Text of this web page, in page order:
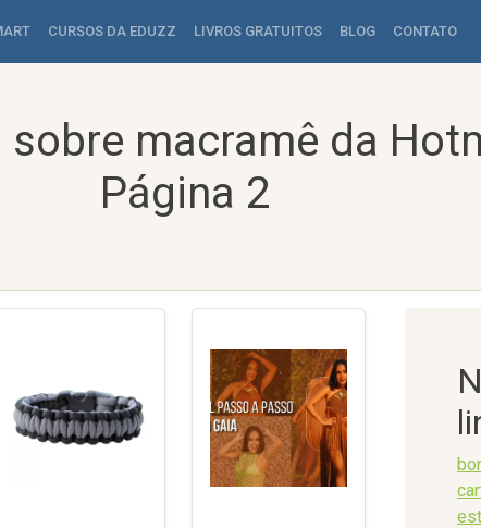
CURSOS DA EDUZZ LIVROS GRATUITOS BLOG CONTATO
macramê da
Página 2